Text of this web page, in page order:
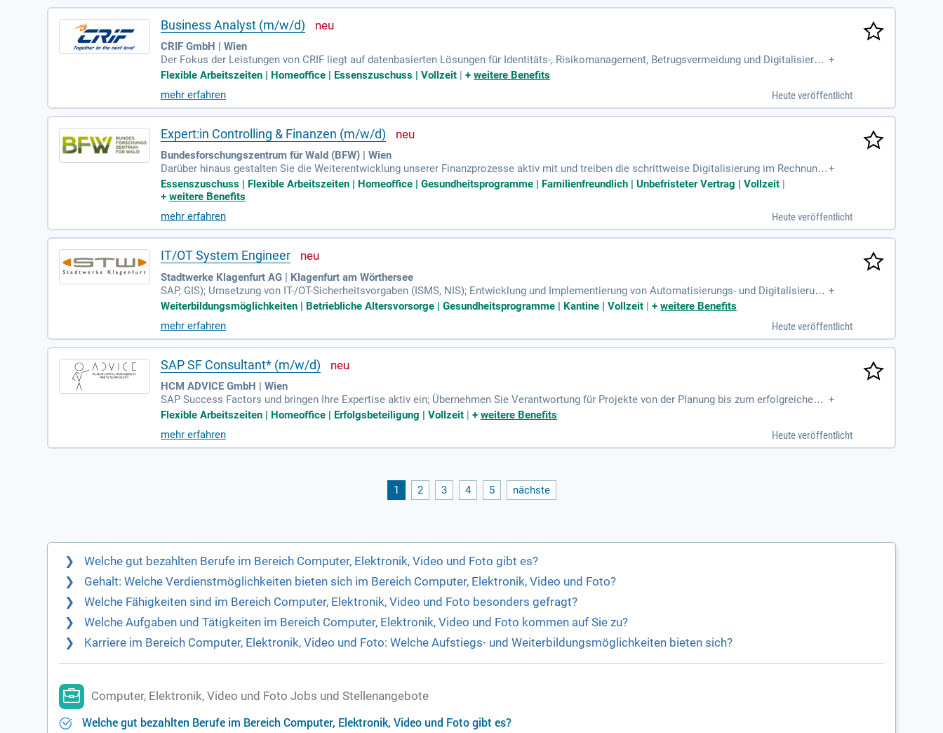
Business Analyst (m/w/d)
CRIF GmbH | Wien
Der Fokus der Leistungen von CRIF liegt auf datenbasierten Lösungen für Identitäts-, Risikomanagement, Betrugsvermeidung und Digitalisierun
g. CRIF zählt rund 10.000 Finanzinstitute, über 600 Versicherungen und 90.000 Unternehmen zu seinen Kunden.
+
Flexible Arbeitszeiten | Homeoffice | Essenszuschuss | Vollzeit |+weitere Benefits
mehr erfahren
Heute veröffentlicht
Expert:in Controlling & Finanzen (m/w/d)
Bundesforschungszentrum für Wald (BFW) | Wien
Darüber hinaus gestalten Sie die Weiterentwicklung unserer Finanzprozesse aktiv mit und treiben die schrittweise Digitalisierung im Rechnung
swesen gemeinsam mit der Fachbereichsleitung voran. Übernahme und Weiterentwicklung der Budgetplanung (inkl.
+
Essenszuschuss | Flexible Arbeitszeiten | Homeoffice | Gesundheitsprogramme | Familienfreundlich | Unbefristeter Vertrag | Vollzeit
+weitere Benefits
mehr erfahren
Heute veröffentlicht
IT/OT System Engineer
Stadtwerke Klagenfurt AG | Klagenfurt am Wörthersee
SAP, GIS); Umsetzung von IT-/OT-Sicherheitsvorgaben (ISMS, NIS); Entwicklung und Implementierung von Automatisierungs- und Digitalisierung
slösungen im Leitsystemumfeld; Anbindung und Integration von Anlagen- und Steuerungssystemen; Analyse, Optimierung
+
Weiterbildungsmöglichkeiten | Betriebliche Altersvorsorge | Gesundheitsprogramme | Kantine | Vollzeit |+weitere Benefits
mehr erfahren
Heute veröffentlicht
SAP SF Consultant* (m/w/d)
HCM ADVICE GmbH | Wien
SAP Success Factors und bringen Ihre Expertise aktiv ein; Übernehmen Sie Verantwortung für Projekte von der Planung bis zum erfolgreichen
Abschluss; Dabei analysieren Sie Anforderungen unserer Kund*innen und konzipieren individuelle Lösungsansätze zur Digitalisierung
+
Flexible Arbeitszeiten | Homeoffice | Erfolgsbeteiligung | Vollzeit |+weitere Benefits
mehr erfahren
Heute veröffentlicht
1 2 3 4 5 nächste
Welche gut bezahlten Berufe im Bereich Computer, Elektronik, Video und Foto gibt es?
Gehalt: Welche Verdienstmöglichkeiten bieten sich im Bereich Computer, Elektronik, Video und Foto?
Welche Fähigkeiten sind im Bereich Computer, Elektronik, Video und Foto besonders gefragt?
Welche Aufgaben und Tätigkeiten im Bereich Computer, Elektronik, Video und Foto kommen auf Sie zu?
Karriere im Bereich Computer, Elektronik, Video und Foto: Welche Aufstiegs- und Weiterbildungsmöglichkeiten bieten sich?
Computer, Elektronik, Video und Foto Jobs und Stellenangebote
Welche gut bezahlten Berufe im Bereich Computer, Elektronik, Video und Foto gibt es?